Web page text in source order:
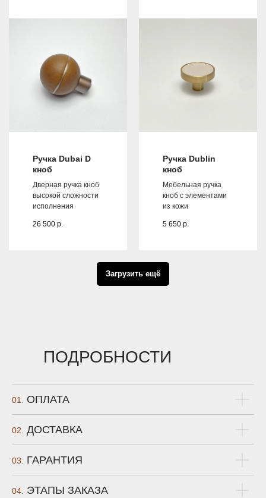
Ручка Dubai D
кноб
Дверная ручка кноб
высокой сложности
исполнения
26 500 р.
Ручка Dublin
кноб
Мебельная ручка
кноб с элементами
из кожи
5 650 р.
Загрузить ещё
ПОДРОБНОСТИ
01. ОПЛАТА
02. ДОСТАВКА
03. ГАРАНТИЯ
04. ЭТАПЫ ЗАКАЗА